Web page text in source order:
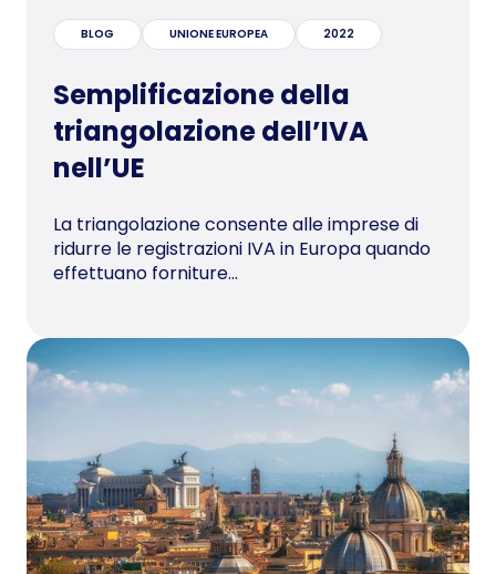
BLOG UNIONE EUROPEA 2022
Semplificazione della
triangolazione dell’IVA
nell’UE
La triangolazione consente alle imprese di
ridurre le registrazioni IVA in Europa quando
effettuano forniture...